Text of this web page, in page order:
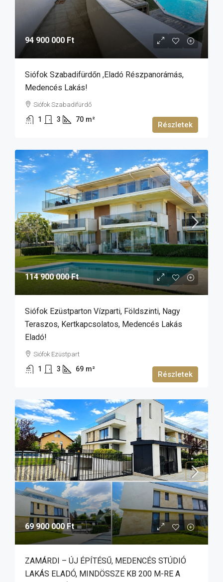
94 900 000 Ft
Siófok Szabadifürdőn ,eladó Részpanorámás,
Medencés Lakás!
Siófok Szabadifürdő
1 3 70 m²
Részletek
114 900 000 Ft
Siófok Ezüstparton Vízparti, Földszinti, Nagy
Teraszos, Kertkapcsolatos, Medencés Lakás
Eladó!
Siófok Ezüstpart
1 3 69 m²
Részletek
69 900 000 Ft
ZAMÁRDI – ÚJ ÉPÍTÉSŰ, MEDENCÉS STÚDIÓ
LAKÁS ELADÓ, MINDÖSSZE KB 200 M-RE A